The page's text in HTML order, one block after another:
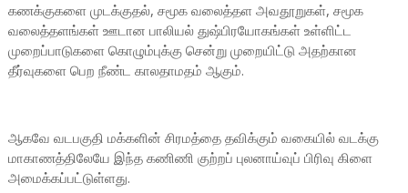
கணக்குகளை முடக்குதல், சமூக வலைத்தள அவதூறுகள், சமூக
வலைத்தளங்கள் ஊடான பாலியல் துஷ்பிரயோகங்கள் உள்ளிட்ட
முறைப்பாடுகளை கொழும்புக்கு சென்று முறையிட்டு அதற்கான
தீர்வுகளை பெற நீண்ட காலதாமதம் ஆகும்.
ஆகவே வடபகுதி மக்களின் சிரமத்தை தவிக்கும் வகையில் வடக்கு
மாகாணத்திலேயே இந்த கணிணி குற்றப் புலனாய்வுப் பிரிவு கிளை
அமைக்கப்பட்டுள்ளது.